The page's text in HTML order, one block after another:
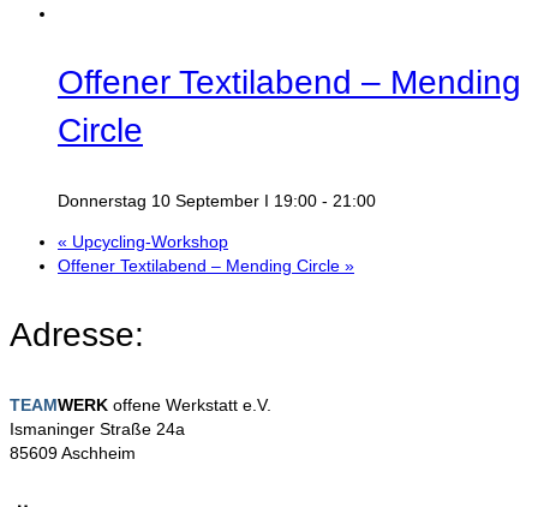
Offener Textilabend – Mending
Circle
Donnerstag 10 September I 19:00 - 21:00
« Upcycling‑Workshop
Offener Textilabend – Mending Circle »
Adresse:
TEAMWERK offene Werkstatt e.V.
Ismaninger Straße 24a
85609 Aschheim